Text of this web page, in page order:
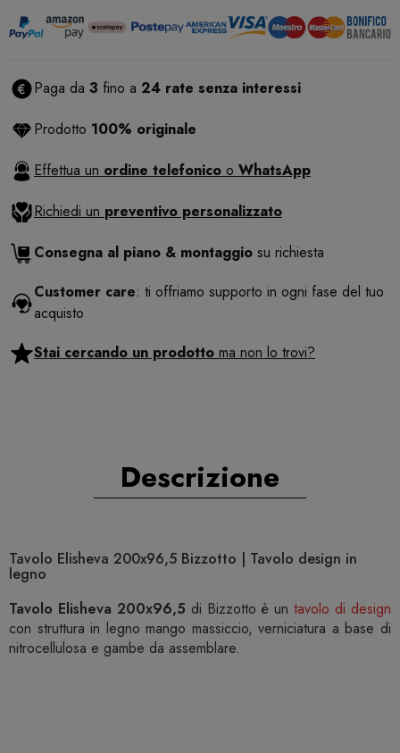
Paga da 3 fino a 24 rate senza interessi
Prodotto 100% originale
Effettua un ordine telefonico o WhatsApp
Richiedi un preventivo personalizzato
Consegna al piano & montaggio su richiesta
Customer care: ti offriamo supporto in ogni fase del tuo
acquisto
Stai cercando un prodotto ma non lo trovi?
Descrizione
Tavolo Elisheva 200x96,5 Bizzotto | Tavolo design in
legno
Tavolo Elisheva 200x96,5 di Bizzotto è untavolo di design
con struttura in legno mango massiccio, verniciatura a base di
nitrocellulosa e gambe da assemblare.